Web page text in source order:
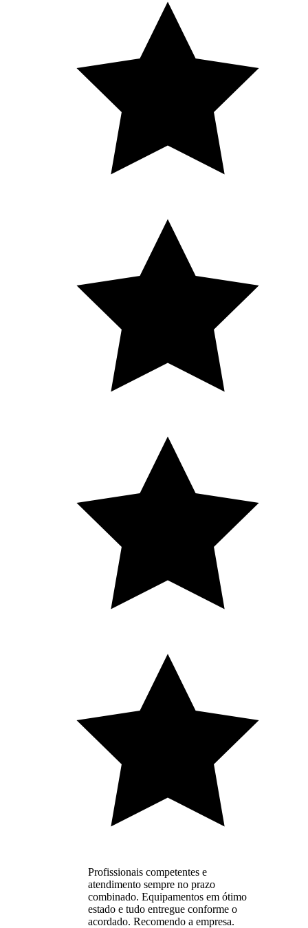
Profissionais competentes e
atendimento sempre no prazo
combinado. Equipamentos em ótimo
estado e tudo entregue conforme o
acordado. Recomendo a empresa.